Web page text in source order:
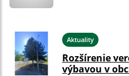
Aktuality
Rozšírenie
výbavou v